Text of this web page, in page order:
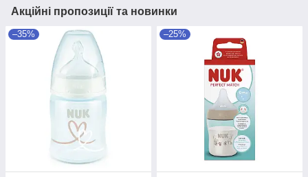
Акційні пропозиції та новинки
–35% –25%